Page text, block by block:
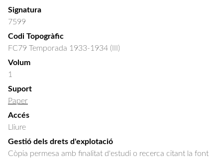
Signatura
7599
Codi Topogràfic
FC79 Temporada 1933-1934 (III)
Volum
1
Suport
Paper
Accés
Lliure
Gestió dels drets d'explotació
Còpia permesa amb finalitat d'estudi o recerca citant la font